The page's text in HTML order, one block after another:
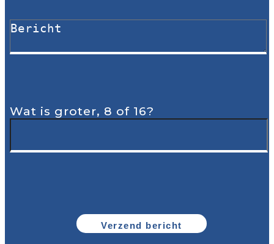
Wat is groter, 8 of 16?